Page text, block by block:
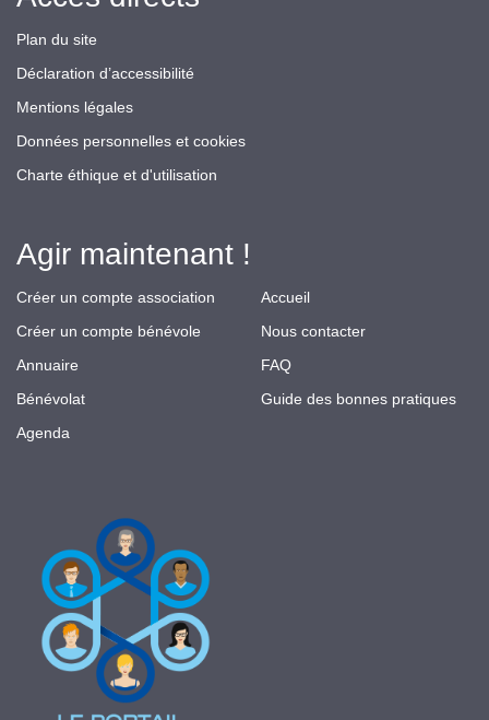
Plan du site
Déclaration d’accessibilité
Mentions légales
Données personnelles et cookies
Charte éthique et d'utilisation
Agir maintenant !
Créer un compte association
Créer un compte bénévole
Annuaire
Bénévolat
Agenda
Accueil
Nous contacter
FAQ
Guide des bonnes pratiques